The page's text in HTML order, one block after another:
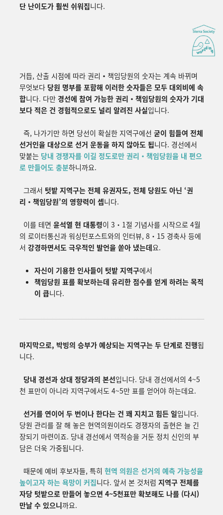
단 난이도가 훨씬 쉬워집니다.
거듭, 산출 시점에 따라 권리 ・ 책임당원의 숫자는 계속 바뀌며
무엇보다 당원 명부를 포함해 이러한 숫자들은 모두 대외비에 속
합니다. 다만 경선에 참여 가능한 권리 ・책임당원의 숫자가 기대
보다 적은 건 경험적으로도 널리 알려진 사실입니다.
즉, 나가기만 하면 당선이 확실한 지역구에선 굳이 힘들여 전체
선거인을 대상으로 선거 운동을 하지 않아도 됩니다. 경선에서
맞붙는 당내 경쟁자를 이길 정도로만 권리 ・책임당원을 내 편으
로 만들어도 충분하니까요.
그래서 텃밭 지역구는 전체 유권자도, 전체 당원도 아닌 ‘권
리 ・책임당원’의 영향력이 셉니다.
이를 테면 윤석열 현 대통령이 3 ・ 1절 기념사를 시작으로4월
의 로이터통신과 워싱턴포스트와의 인터뷰, 8 ・ 15 경축사 등에
서 강경하면서도 극우적인 발언을 쏟아 냈는데요.
자신이 기용한 인사들이 텃밭 지역구에서
책임당원 표를 확보하는데 유리한 점수를 얻게 하려는 목적
이 큽니다.
마지막으로, 박빙의 승부가 예상되는 지역구는 두 단계로 진행됩
니다.
당내 경선과 상대 정당과의 본선입니다. 당내 경선에서의 4~5
천 표만이 아니라 지역구에서도 4~5만 표를 얻어야 하는데요.
선거를 연이어 두 번이나 한다는 건 꽤 지치고 힘든 일입니다.
당원 관리를 잘 해 놓은 현역의원이라도 경쟁자의 출현은 늘 긴
장되기 마련이죠. 당내 경선에서 역적승을 거둔 정치 신인의 부
담은 더욱 가중됩니다.
때문에 예비 후보자들, 특히 현역 의원은 선거의 예측 가능성을
높이고자 하는 욕망이 커집니다. 앞서 본 것처럼 지역구 전체를
자당 텃밭으로 만들어 놓으면 4~5천표만 확보해도 나를 (다시)
만날 수 있으니까요.